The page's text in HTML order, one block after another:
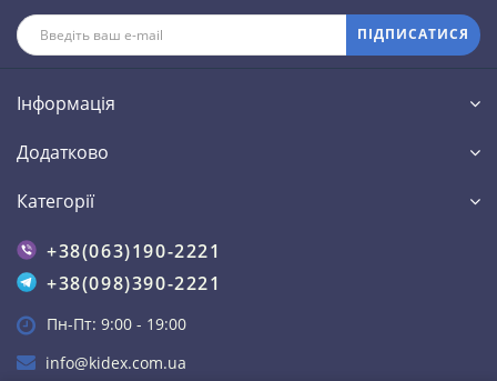
ПІДПИСАТИСЯ
Інформація
Додатково
Категорії
+38(063)190-2221
+38(098)390-2221
Пн-Пт: 9:00 - 19:00
info@kidex.com.ua